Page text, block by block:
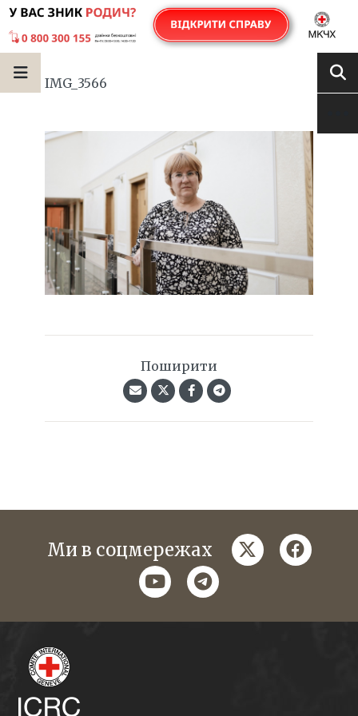
IMG_3566
Поширити
Ми в соцмережах twitter
youtubetelegram